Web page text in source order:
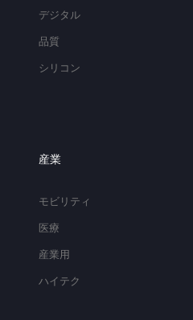
デジタル
品質
シリコン
産業
モビリティ
医療
産業用
ハイテク​